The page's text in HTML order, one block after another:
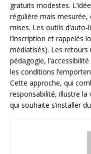
gratuits modestes.
régulière mais mesurée,
mises. Les outils
l’inscription et rappelés
médiatisés). Les
pédagogie,
les conditions
Cette approche, qui
responsabilité, illustre
qui souhaite s’installer